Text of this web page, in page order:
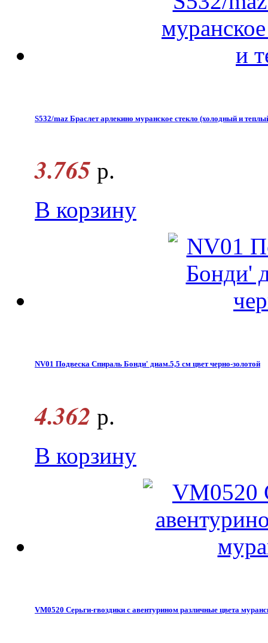
S532/maz Браслет арлекино муранское стекло (холодный и
3.765 р.
В корзину
NV01 Подвеска Спираль Бонди' диам.5,5 см цвет черно-золотой
4.362 р.
В корзину
VM0520 Серьги-гвоздики с авентурином различные цвета